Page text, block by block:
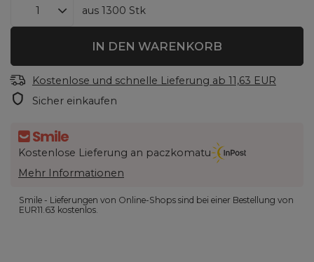
aus 1300 Stk
IN DEN WARENKORB
Kostenlose und schnelle Lieferung ab 11,63 EUR
Sicher einkaufen
Kostenlose Lieferung an paczkomatu
Mehr Informationen
Smile - Lieferungen von Online-Shops sind bei einer Bestellung von
EUR11.63 kostenlos.